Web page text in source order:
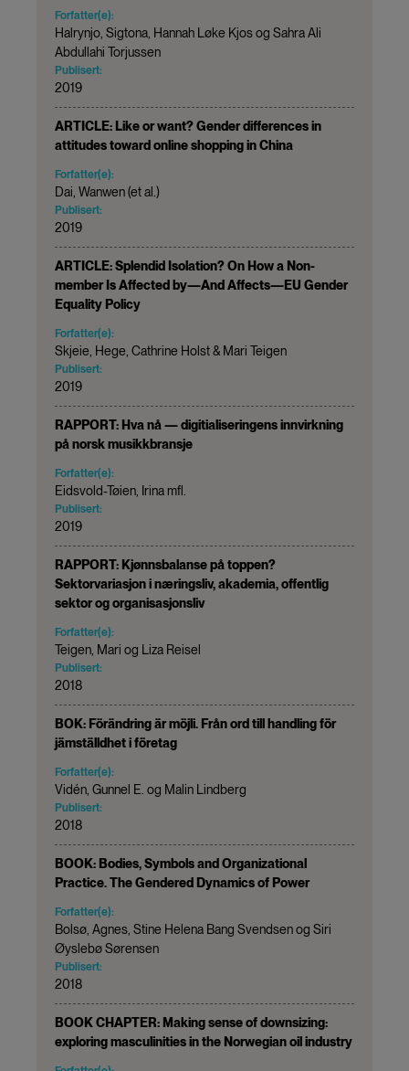
Forfatter(e):
Halrynjo, Sigtona, Hannah Løke Kjos og Sahra Ali
Abdullahi Torjussen
Publisert:
2019
ARTICLE: Like or want? Gender differences in
attitudes toward online shopping in China
Forfatter(e):
Dai, Wanwen (et al.)
Publisert:
2019
ARTICLE: Splendid Isolation? On How a Non-
member Is Affected by—And Affects—EU Gender
Equality Policy
Forfatter(e):
Skjeie, Hege, Cathrine Holst & Mari Teigen
Publisert:
2019
RAPPORT: Hva nå — digitialiseringens innvirkning
på norsk musikkbransje
Forfatter(e):
Eidsvold-Tøien, Irina mfl.
Publisert:
2019
RAPPORT: Kjønnsbalanse på toppen?
Sektorvariasjon i næringsliv, akademia, offentlig
sektor og organisasjonsliv
Forfatter(e):
Teigen, Mari og Liza Reisel
Publisert:
2018
BOK: Förändring är möjli. Från ord till handling för
jämställdhet i företag
Forfatter(e):
Vidén, Gunnel E. og Malin Lindberg
Publisert:
2018
BOOK: Bodies, Symbols and Organizational
Practice. The Gendered Dynamics of Power
Forfatter(e):
Bolsø, Agnes, Stine Helena Bang Svendsen og Siri
Øyslebø Sørensen
Publisert:
2018
BOOK CHAPTER: Making sense of downsizing:
exploring masculinities in the Norwegian oil industry